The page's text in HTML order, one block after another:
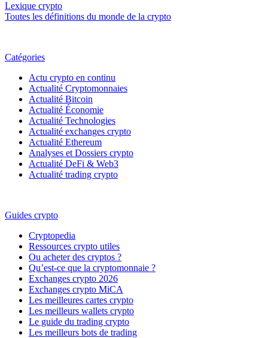
Lexique crypto
Toutes les définitions du monde de la crypto
Catégories
Actu crypto en continu
Actualité Cryptomonnaies
Actualité Bitcoin
Actualité Économie
Actualité Technologies
Actualité exchanges crypto
Actualité Ethereum
Analyses et Dossiers crypto
Actualité DeFi & Web3
Actualité trading crypto
Guides crypto
Cryptopedia
Ressources crypto utiles
Ou acheter des cryptos ?
Qu’est-ce que la cryptomonnaie ?
Exchanges crypto 2026
Exchanges crypto MiCA
Les meilleures cartes crypto
Les meilleurs wallets crypto
Le guide du trading crypto
Les meilleurs bots de trading